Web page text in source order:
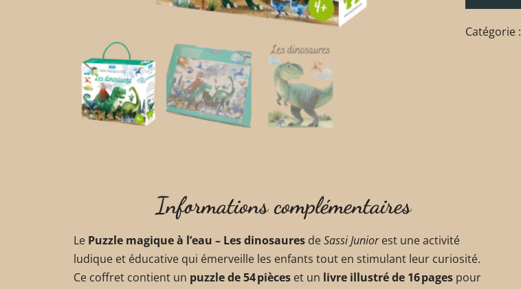
Catégorie :
Informations complémentaires
Le Puzzle magique à l’eau – Les dinosaures deSassi Juniorest une activité
ludique et éducative qui émerveille les enfants tout en stimulant leur curiosité.
Ce coffret contient un puzzle de 54 pièces et un livre illustré de 16 pages pour